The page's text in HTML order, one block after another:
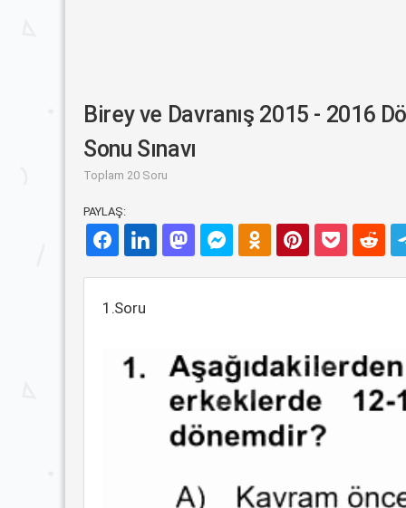
Birey ve Davranış 2015 - 2016
Sonu Sınavı
Toplam 20 Soru
PAYLAŞ:
1.Soru